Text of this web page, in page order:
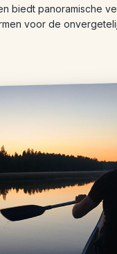
biedt panoramische
voor de